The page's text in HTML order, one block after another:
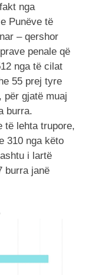
nga
Punëve të
– qershor
penale që
nga të cilat
55 prej tyre
për gjatë muaj
burra.
të lehta trupore,
310 nga këto
i lartë
burra janë